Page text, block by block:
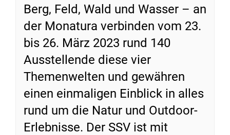
Berg, Feld, Wald und Wasser – an
der Monatura verbinden vom 23.
bis 26. März 2023 rund 140
Ausstellende diese vier
Themenwelten und gewähren
einen einmaligen Einblick in alles
rund um die Natur und Outdoor-
Erlebnisse. Der SSV ist mit